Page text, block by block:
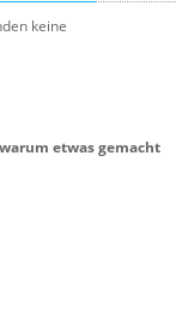
keine
etwas gemacht